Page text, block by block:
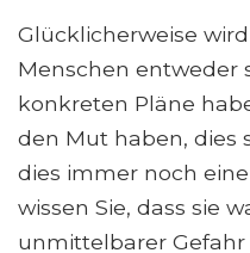
Glücklicherweise
Menschen entweder
konkreten Pläne
den Mut haben, dies
dies immer noch
wissen Sie, dass sie
unmittelbarer Gefahr